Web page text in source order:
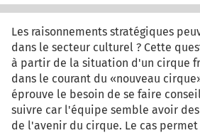
Les raisonnements stratégiques
dans le secteur culturel ? Cette
à partir de la situation d'un cirque
dans le courant du «nouveau
éprouve le besoin de se faire
suivre car l'équipe semble avoir
de l'avenir du cirque. Le cas